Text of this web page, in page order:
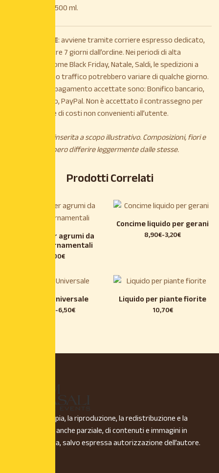
Confezione da 500 ml.
SPEDIZIONE: avviene tramite corriere espresso dedicato,
entro e non oltre 7 giorni dall’ordine. Nei periodi di alta
stagionalità, come Black Friday, Natale, Saldi, le spedizioni a
causa di intenso traffico potrebbero variare di qualche giorno.
Le modalità di pagamento accettate sono: Bonifico bancario,
Carta di credito, PayPal. Non è accettato il contrassegno per
maggiorazione di costi non convenienti all’utente.
*L’immagine è inserita a scopo illustrativo. Composizioni, fiori e
piante potrebbero differire leggermente dalle stesse.
Prodotti Correlati
Liquido per agrumi da
frutto e ornamentali
7,00€
Concime liquido per gerani
3,20€
-
8,90€
Liquido Universale
6,50€
-
Liquido per piante fiorite
10,70€
È vietata la copia, la riproduzione, la redistribuzione e la
pubblicazione, anche parziale, di contenuti e immagini in
qualsiasi forma, salvo espressa autorizzazione dell’autore.